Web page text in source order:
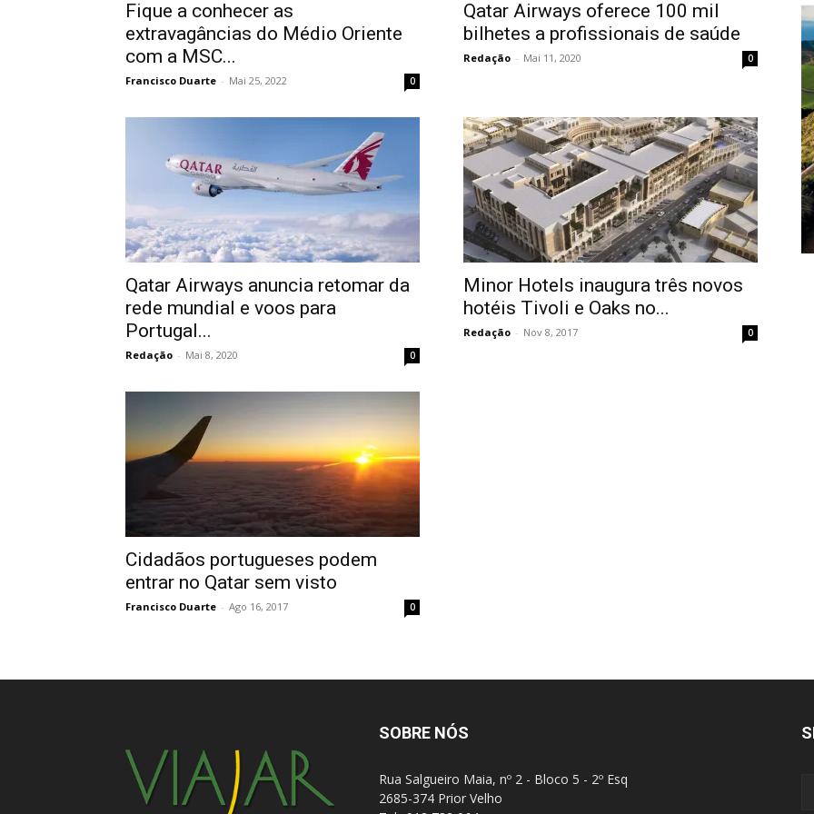
Fique a conhecer as
extravagâncias do Médio Oriente
com a MSC...
Francisco Duarte - Mai 25, 2022 0
Qatar Airways oferece 100 mil
bilhetes a profissionais de saúde
Redação - Mai 11, 2020 0
Qatar Airways anuncia retomar da
rede mundial e voos para
Portugal...
Redação - Mai 8, 2020 0
Minor Hotels inaugura três novos
hotéis Tivoli e Oaks no...
Redação - Nov 8, 2017 0
Cidadãos portugueses podem
entrar no Qatar sem visto
Francisco Duarte - Ago 16, 2017 0
SOBRE NÓS
Rua Salgueiro Maia, nº 2 - Bloco 5 - 2º Esq
2685-374 Prior Velho